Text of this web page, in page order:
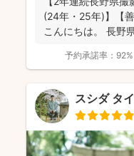
(24年・25年)】【
こんにちは。 長野
予約承諾率： 92%
スシダ タ